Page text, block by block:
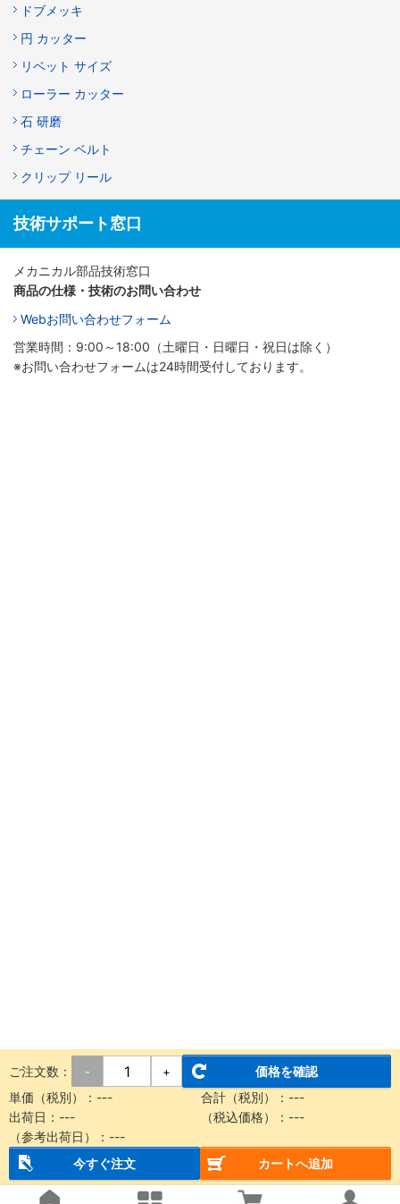
ドブメッキ
円 カッター
リベット サイズ
ローラー カッター
石 研磨
チェーン ベルト
クリップ リール
技術サポート窓口
メカニカル部品技術窓口
商品の仕様・技術のお問い合わせ
Webお問い合わせフォーム
営業時間：9:00～18:00（土曜日・日曜日・祝日は除く）
※お問い合わせフォームは24時間受付しております。
ご注文数： - +
価格を確認
単価（税別）： --- 合計（税別）： ---
出荷日： --- （税込価格）： ---
（参考出荷日）： ---
今すぐ注文
カートへ追加